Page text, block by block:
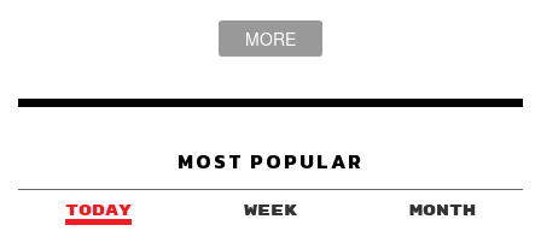
MORE
MOST POPULAR
TODAY WEEK MONTH